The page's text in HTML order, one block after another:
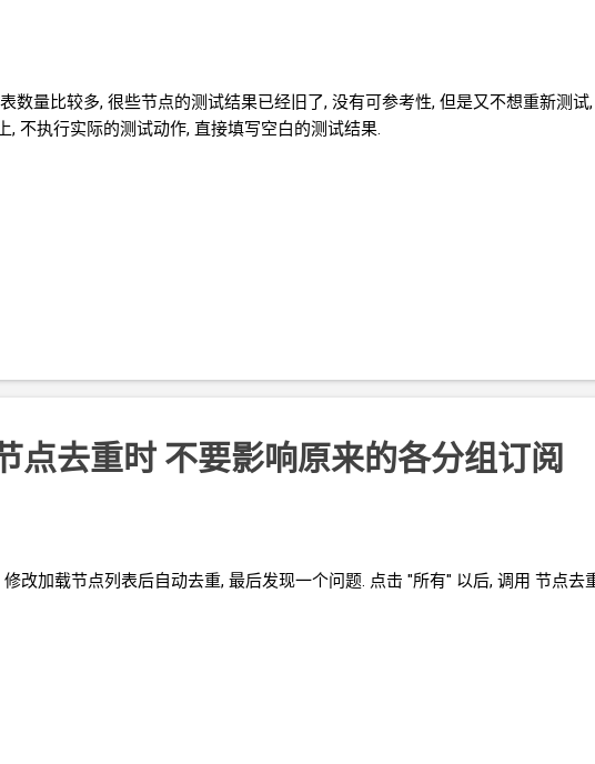
数量比较多, 很些节点的测试结果已经旧了, 没有可参考性, 但是又不想重新测
, 不执行实际的测试动作, 直接填写空白的测试结果.
点去重时 不要影响原来的各分组订阅
改加载节点列表后自动去重, 最后发现一个问题. 点击 "所有" 以后, 调用 节点